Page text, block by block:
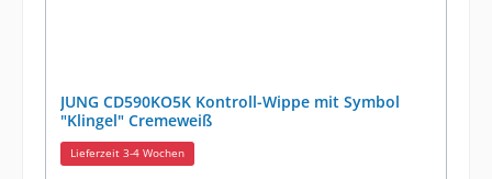
JUNG CD590KO5K Kontroll-Wippe mit Symbol
"Klingel" Cremeweiß
Lieferzeit 3-4 Wochen